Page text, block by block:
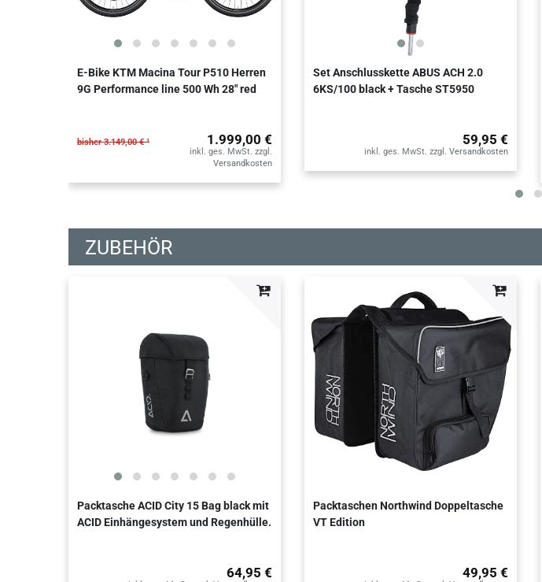
E-Bike KTM Macina Tour P510 Herren
9G Performance line 500 Wh 28" red
bisher 3.149,00 € ¹ 1.999,00 €
inkl. ges. MwSt. zzgl.
Versandkosten
Set Anschlusskette ABUS ACH 2.0
6KS/100 black + Tasche ST5950
59,95 €
inkl. ges. MwSt. zzgl. Versandkosten
ZUBEHÖR
Packtasche ACID City 15 Bag black mit
ACID Einhängesystem und Regenhülle.
64,95 €
Packtaschen Northwind Doppeltasche
VT Edition
49,95 €